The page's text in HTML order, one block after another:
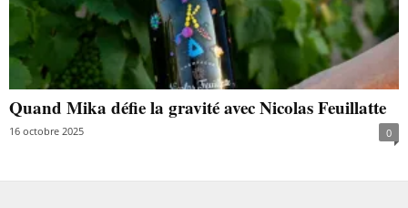
Quand Mika défie la gravité avec Nicolas Feuillatte
16 octobre 2025 0